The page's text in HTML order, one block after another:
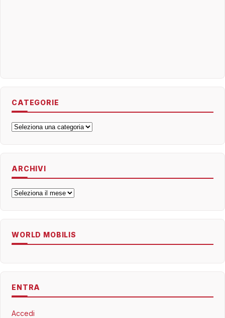
CATEGORIE
Categorie
ARCHIVI
Archivi
WORLD MOBILIS
ENTRA
Accedi